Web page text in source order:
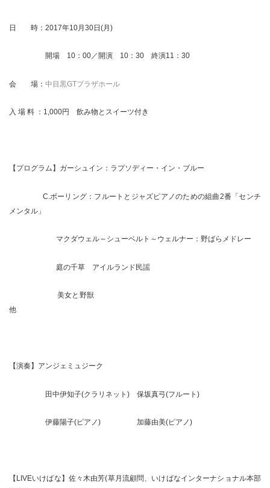
日 時：2017年10月30日(月)
開場 10：00／開演 10：30 終演11：30
会 場： 中目黒GTプラザホール
入 場 料 ：1,000円 飲み物とスイーツ付き
【プログラム】ガーシュイン：ラプソディー・イン・ブルー
C.ボーリング：フルートとジャズピアノのための組曲2番「センチ
メンタル」
マクダウェル～シューベルト～ウェルナー：野ばらメドレー
庭の千草 アイルランド民謡
美女と野獣
他
【演奏】アンジェミュジーク
田中伊知子(クラリネット) 保坂真弓(フルート)
伊藤陽子(ピアノ) 加藤由美(ピアノ)
【LIVEいけばな】佐々木由芳(草月流顧問、いけばなインターナショナル本部